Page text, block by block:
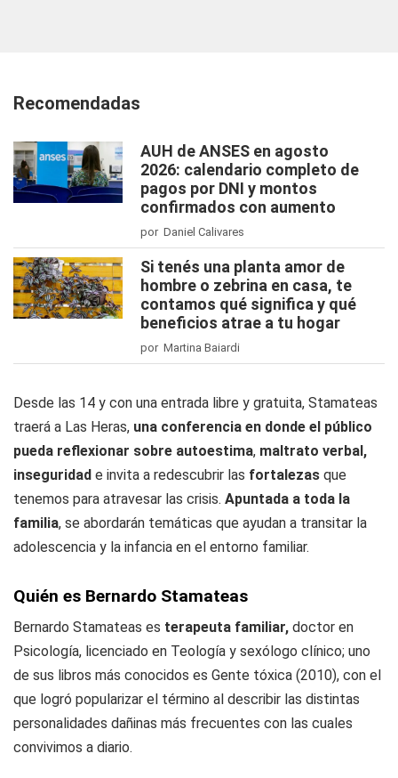
Recomendadas
AUH de ANSES en agosto
2026: calendario completo de
pagos por DNI y montos
confirmados con aumento
por Daniel Calivares
Si tenés una planta amor de
hombre o zebrina en casa, te
contamos qué significa y qué
beneficios atrae a tu hogar
por Martina Baiardi
Desde las 14 y con una entrada libre y gratuita, Stamateas
traerá a Las Heras, una conferencia en donde el público
pueda reflexionar sobre autoestima, maltrato verbal,
inseguridad e invita a redescubrir las fortalezas que
tenemos para atravesar las crisis. Apuntada a toda la
familia, se abordarán temáticas que ayudan a transitar la
adolescencia y la infancia en el entorno familiar.
Quién es Bernardo Stamateas
Bernardo Stamateas es terapeuta familiar, doctor en
Psicología, licenciado en Teología y sexólogo clínico; uno
de sus libros más conocidos es Gente tóxica (2010), con el
que logró popularizar el término al describir las distintas
personalidades dañinas más frecuentes con las cuales
convivimos a diario.